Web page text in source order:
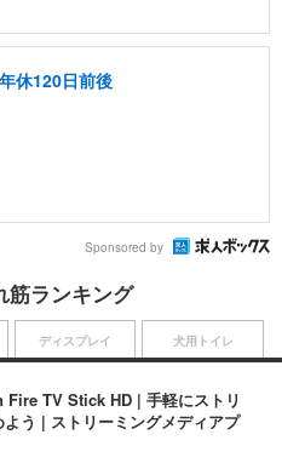
休120日前後
Sponsored by
筋ランキング
Fire TV Stick HD | 手軽にストリ
う | ストリーミングメディアプ
ディスプレイ 犬用トイレ